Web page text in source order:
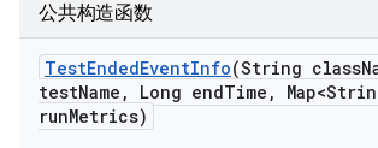
公共构造函数
TestEndedEventInfo(String class
testName , Long endTime ,
runMetrics)